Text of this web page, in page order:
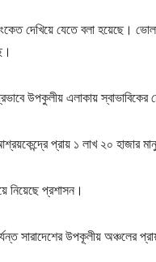
দেখিয়ে যেতে বলা হয়েছে।
উপকুলীয় এলাকায়
প্রায় ১ লাখ ২০ হাজার
নিয়েছে প্রশাসন।
সারাদেশের উপকূলীয় অঞ্চলের